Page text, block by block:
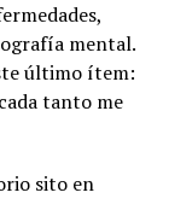
mental.
último ítem:
tanto me
sito en